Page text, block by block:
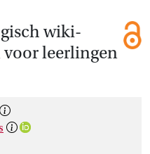
wiki-
leerlingen